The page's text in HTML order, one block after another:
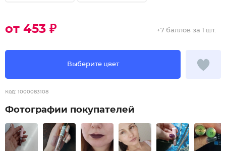
от 453 ₽
Выберите цвет
+7 баллов за 1 шт.
Код: 1000083108
Фотографии покупателей